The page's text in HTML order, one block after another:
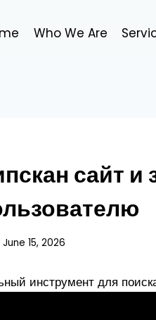
Who We Are
сайт
June 15, 2026
инструмент для